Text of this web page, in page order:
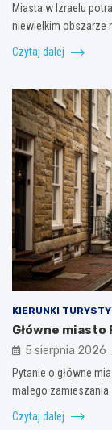
Miasta w Izraelu
niewielkim obszarze
Czytaj dalej
KIERUNKI
Główne
5 sierpnia 2026
Pytanie o główne
małego
Czytaj dalej